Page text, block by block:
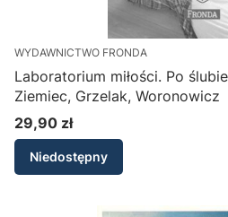
WYDAWNICTWO FRONDA
Laboratorium miłości. Po
Ziemiec, Grzelak, Woronowicz
Cena
29,90 zł
Niedostępny